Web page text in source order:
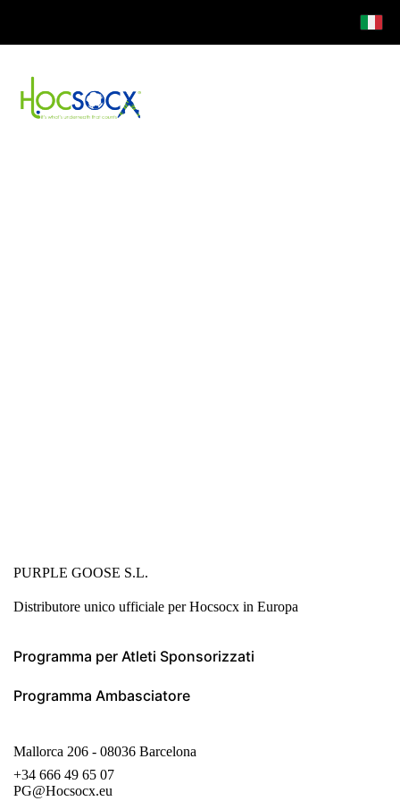
PURPLE GOOSE S.L.
Distributore unico ufficiale per Hocsocx in Europa
Mallorca 206 - 08036 Barcelona
+34 666 49 65 07
PG@Hocsocx.eu
Programma per Atleti Sponsorizzati
Programma Ambasciatore